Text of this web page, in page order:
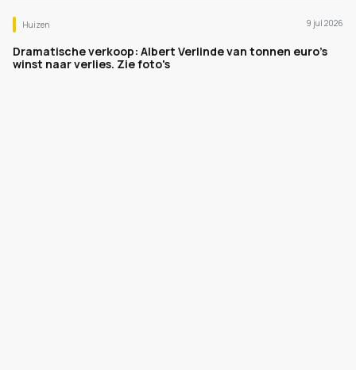
Huizen 9 jul 2026
Dramatische verkoop: Albert Verlinde van tonnen euro's
winst naar verlies. Zie foto's